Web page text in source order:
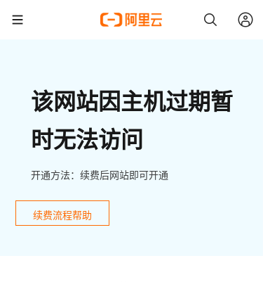
该网站因主机过期暂
时无法访问
开通方法：续费后网站即可开通
续费流程帮助